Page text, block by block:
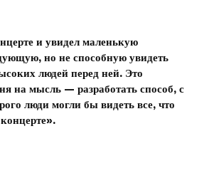
и увидел маленькую
но не способную увидеть
людей перед ней. Это
на мысль — разработать способ, с
люди могли бы видеть все, что